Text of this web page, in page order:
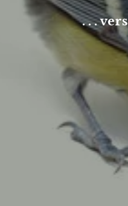
. . .